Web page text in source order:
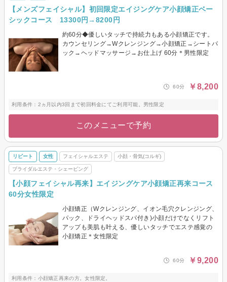
【メンズフェイシャル】初回限定エイジングケア小顔矯正ベー
シックコース 13300円→8200円
約60分◆優しいタッチで持続力もある小顔矯正です。
カウンセリング→Wクレンジング→小顔矯正→シートパ
ック→ヘッドマッサージ→お仕上げ 60分＊男性限定
60分 ￥8,200
利用条件：2ヵ月以内3回まで初回料金にてご利用可能。男性限定
このメニューで予約
リピート 女性 フェイシャルエステ 小顔・骨気(コルギ)
ブライダルエステ・シェービング
【小顔フェイシャル再来】エイジングケア小顔矯正再来コース
60分女性限定
小顔矯正（Wクレンジング、イオン毛穴クレンジング、
パック、ドライヘッドスパ付き)小顔だけでなくリフト
アップも美肌も叶える、優しいタッチでエステ感覚の
小顔矯正＊女性限定
60分 ￥9,200
利用条件：小顔矯正再来の方。女性限定。